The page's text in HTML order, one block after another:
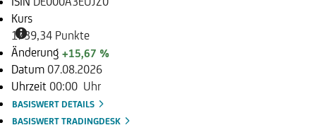
Kurs
1739,34 Punkte
Änderung +15,67 %
Datum 07.08.2026
Uhrzeit 00:00 Uhr
BASISWERT DETAILS
BASISWERT TRADINGDESK